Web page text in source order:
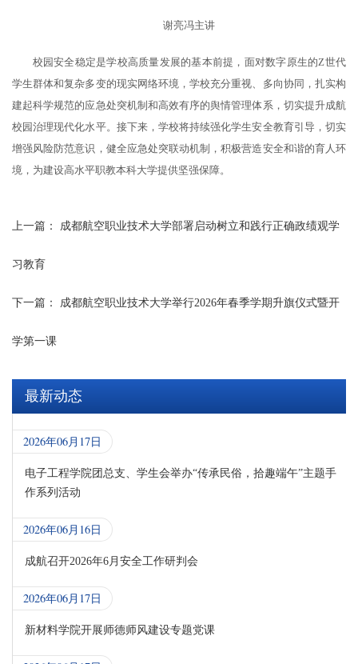
谢亮冯主讲
校园安全稳定是学校高质量发展的基本前提，面对数字原生的Z世代
学生群体和复杂多变的现实网络环境，学校充分重视、多向协同，扎实构
建起科学规范的应急处突机制和高效有序的舆情管理体系，切实提升成航
校园治理现代化水平。接下来，学校将持续强化学生安全教育引导，切实
增强风险防范意识，健全应急处突联动机制，积极营造安全和谐的育人环
境，为建设高水平职教本科大学提供坚强保障。
上一篇： 成都航空职业技术大学部署启动树立和践行正确政绩观学
习教育
下一篇： 成都航空职业技术大学举行2026年春季学期升旗仪式暨开
学第一课
最新动态
2026年06月17日
电子工程学院团总支、学生会举办“传承民俗，拾趣端午”主题手
作系列活动
2026年06月16日
成航召开2026年6月安全工作研判会
2026年06月17日
新材料学院开展师德师风建设专题党课